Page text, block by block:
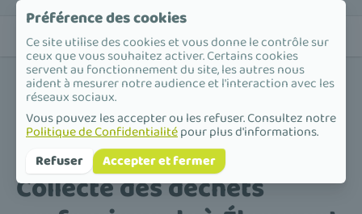
Accueil /Collecte des déchets professionnels /Île-de-France /Yvelines
Élancourt
Collecte des déchets
Préférence des cookies
Ce site utilise des cookies et vous donne le contrôle sur
ceux que vous souhaitez activer. Certains cookies
servent au fonctionnement du site, les autres nous
aident à mesurer notre audience et l'interaction avec les
réseaux sociaux.
Vous pouvez les accepter ou les refuser. Consultez notre
Politique de Confidentialitépour plus d'informations.
Refuser
Accepter et fermer